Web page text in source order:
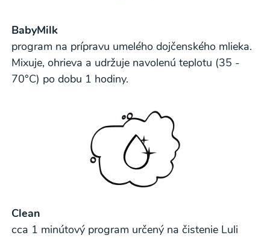
BabyMilk
program na prípravu umelého dojčenského mlieka.
Mixuje, ohrieva a udržuje navolenú teplotu (35 -
70°C) po dobu 1 hodiny.
Clean
cca 1 minútový program určený na čistenie Luli